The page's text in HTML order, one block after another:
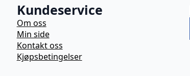
Kundeservice
Om oss
Min side
Kontakt oss
Kjøpsbetingelser